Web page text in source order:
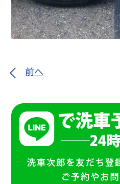
前へ